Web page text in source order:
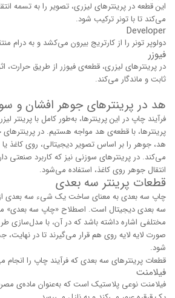
این قطعه در پرینترهای لیزری، تصویر را به تسمه
می‌کند تا با تونر ترکیب شود.
Developer
دولوپر تونر را از کارتریج بیرون می‌کشد و به درام
فیوزر
در پرینترهای لیزری، قطعه‌ی فیوزر از طریق حرارت،
ثابت و ماندگار می‌کند.
هد در پرینترهای جوهر افشان و
فرآیند چاپ در این پرینترها، به‌طور کامل با پرینتر
پرینترها، با قطعه‌ی هد مواجه هستیم. در
هد، جوهر را بر اساس تصویر دیجیتالی، روی کاغذ
می‌کند. در پرینترهای سوزنی نیز که کاربرد صنعتی
انتقال جوهر روی کاغذ، استفاده می‌شود.
قطعات پرینتر سه بعدی
سه بعدی دیجیتال است. اصطلاح «چاپ سه بعدی»
مختلفی اشاره داشته باشد که در آن، با مدل‌سازی
صورت لایه لایه روی هم قرار می‌گیرند تا در
شود.
قطعات پرینترهای سه بعدی که فرآیند چاپ را انجام
فیلامنت
فیلامنت نوعی پلاستیک است که به‌عنوان ماده‌ی